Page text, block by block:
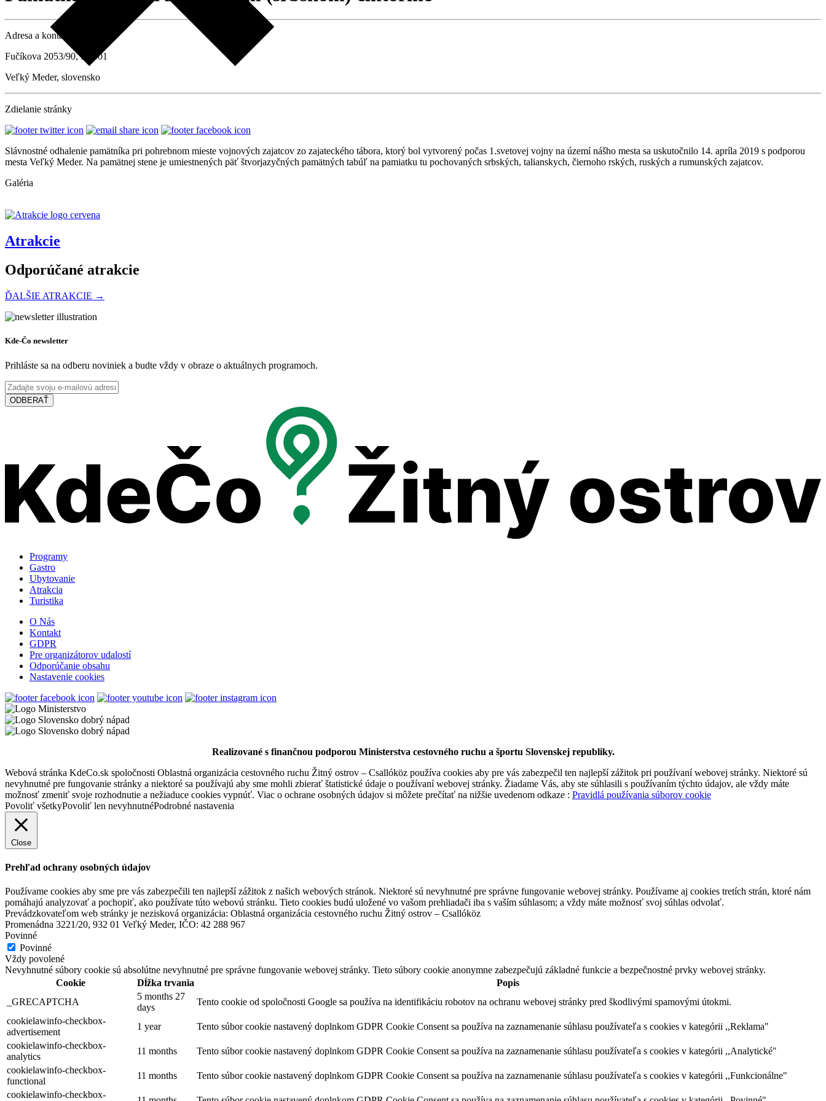
Adresa a kontaktné údaje
Fučíkova 2053/90, 932 01
Veľký Meder, slovensko
Zdielanie stránky
Slávnostné odhalenie pamätníka pri pohrebnom mieste vojnových zajatcov zo zajateckého tábora, ktorý bol vytvorený počas 1.svetovej vojny na území nášho mesta sa uskutočnilo 14. apríla 2019 s podporou
mesta Veľký Meder. Na pamätnej stene je umiestnených päť štvorjazyčných pamätných tabúľ na pamiatku tu pochovaných srbských, talianskych, čiernoho rských, ruských a rumunských zajatcov.
Galéria
Atrakcie
Odporúčané atrakcie
ĎALŠIE ATRAKCIE →
Vermesova vila
Dunajská Streda
Múzeá a galérie
Jelka
Múzeá a galérie
Turistické atrakcie
Dunajská Streda
Slovakia Ring
Turistické atrakcie
Dunajská Streda
Turistické atrakcie
Kde-Čo newsletter
Prihláste sa na odberu noviniek a budte vždy v obraze o aktuálnych programoch.
ODBERAŤ
Programy
Gastro
Ubytovanie
Atrakcia
Turistika
O Nás
Kontakt
GDPR
Pre organizátorov udalostí
Odporúčanie obsahu
Nastavenie cookies
Realizované s finančnou podporou Ministerstva cestovného ruchu a športu Slovenskej republiky.
Webová stránka KdeCo.sk spoločnosti Oblastná organizácia cestovného ruchu Žitný ostrov – Csallóköz používa cookies aby pre vás zabezpečil ten najlepší zážitok pri používaní webovej stránky. Niektoré sú
nevyhnutné pre fungovanie stránky a niektoré sa používajú aby sme mohli zbierať štatistické údaje o používaní webovej stránky. Žiadame Vás, aby ste súhlasili s používaním týchto údajov, ale vždy máte
možnosť zmeniť svoje rozhodnutie a nežiaduce cookies vypnúť. Viac o ochrane osobných údajov si môžete prečítať na nižšie uvedenom odkaze : Pravidlá používania súborov cookie
Povoliť všetkyPovoliť len nevyhnutnéPodrobné nastavenia
Close
Prehľad ochrany osobných údajov
Používame cookies aby sme pre vás zabezpečili ten najlepší zážitok z našich webových stránok. Niektoré sú nevyhnutné pre správne fungovanie webovej stránky. Používame aj cookies tretích strán, ktoré nám
pomáhajú analyzovať a pochopiť, ako používate túto webovú stránku. Tieto cookies budú uložené vo vašom prehliadači iba s vaším súhlasom; a vždy máte možnosť svoj súhlas odvolať.
Prevádzkovateľom web stránky je nezisková organizácia: Oblastná organizácia cestovného ruchu Žitný ostrov – Csallóköz
Promenádna 3221/20, 932 01 Veľký Meder, IČO: 42 288 967
Povinné
Povinné
Vždy povolené
Nevyhnutné súbory cookie sú absolútne nevyhnutné pre správne fungovanie webovej stránky. Tieto súbory cookie anonymne zabezpečujú základné funkcie a bezpečnostné prvky webovej stránky.
Cookie
Dĺžka trvania
Popis
_GRECAPTCHA
5 months 27
days
Tento cookie od spoločnosti Google sa používa na identifikáciu robotov na ochranu webovej stránky pred škodlivými spamovými útokmi.
cookielawinfo-checkbox-
advertisement
1 year
Tento súbor cookie nastavený doplnkom GDPR Cookie Consent sa používa na zaznamenanie súhlasu používateľa s cookies v kategórii ,,Reklama"
cookielawinfo-checkbox-
analytics
11 months
Tento súbor cookie nastavený doplnkom GDPR Cookie Consent sa používa na zaznamenanie súhlasu používateľa s cookies v kategórii ,,Analytické"
cookielawinfo-checkbox-
functional
11 months
Tento súbor cookie nastavený doplnkom GDPR Cookie Consent sa používa na zaznamenanie súhlasu používateľa s cookies v kategórii ,,Funkcionálne"
cookielawinfo-checkbox-